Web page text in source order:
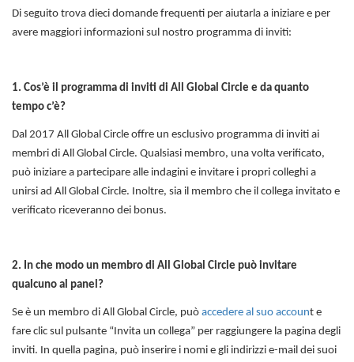
Di seguito trova dieci domande frequenti per aiutarla a iniziare e per
avere maggiori informazioni sul nostro programma di inviti:
1. Cos’è il programma di inviti di All Global Circle e da quanto
tempo c’è?
Dal 2017 All Global Circle offre un esclusivo programma di inviti ai
membri di All Global Circle. Qualsiasi membro, una volta verificato,
può iniziare a partecipare alle indagini e invitare i propri colleghi a
unirsi ad All Global Circle. Inoltre, sia il membro che il collega invitato e
verificato riceveranno dei bonus.
2. In che modo un membro di All Global Circle può invitare
qualcuno al panel?
Se è un membro di All Global Circle, può accedere al suo account e
fare clic sul pulsante “Invita un collega” per raggiungere la pagina degli
inviti. In quella pagina, può inserire i nomi e gli indirizzi e-mail dei suoi